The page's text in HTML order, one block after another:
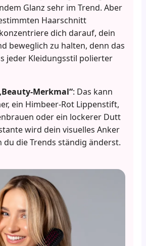
Glanz sehr im Trend. Aber
Haarschnitt
dich darauf, dein
beweglich zu halten, denn das
jeder Kleidungsstil polierter
Merkmal“: Das kann
ein Himbeer-Rot Lippenstift,
oder ein lockerer Dutt
wird dein visuelles Anker
du die Trends ständig änderst.